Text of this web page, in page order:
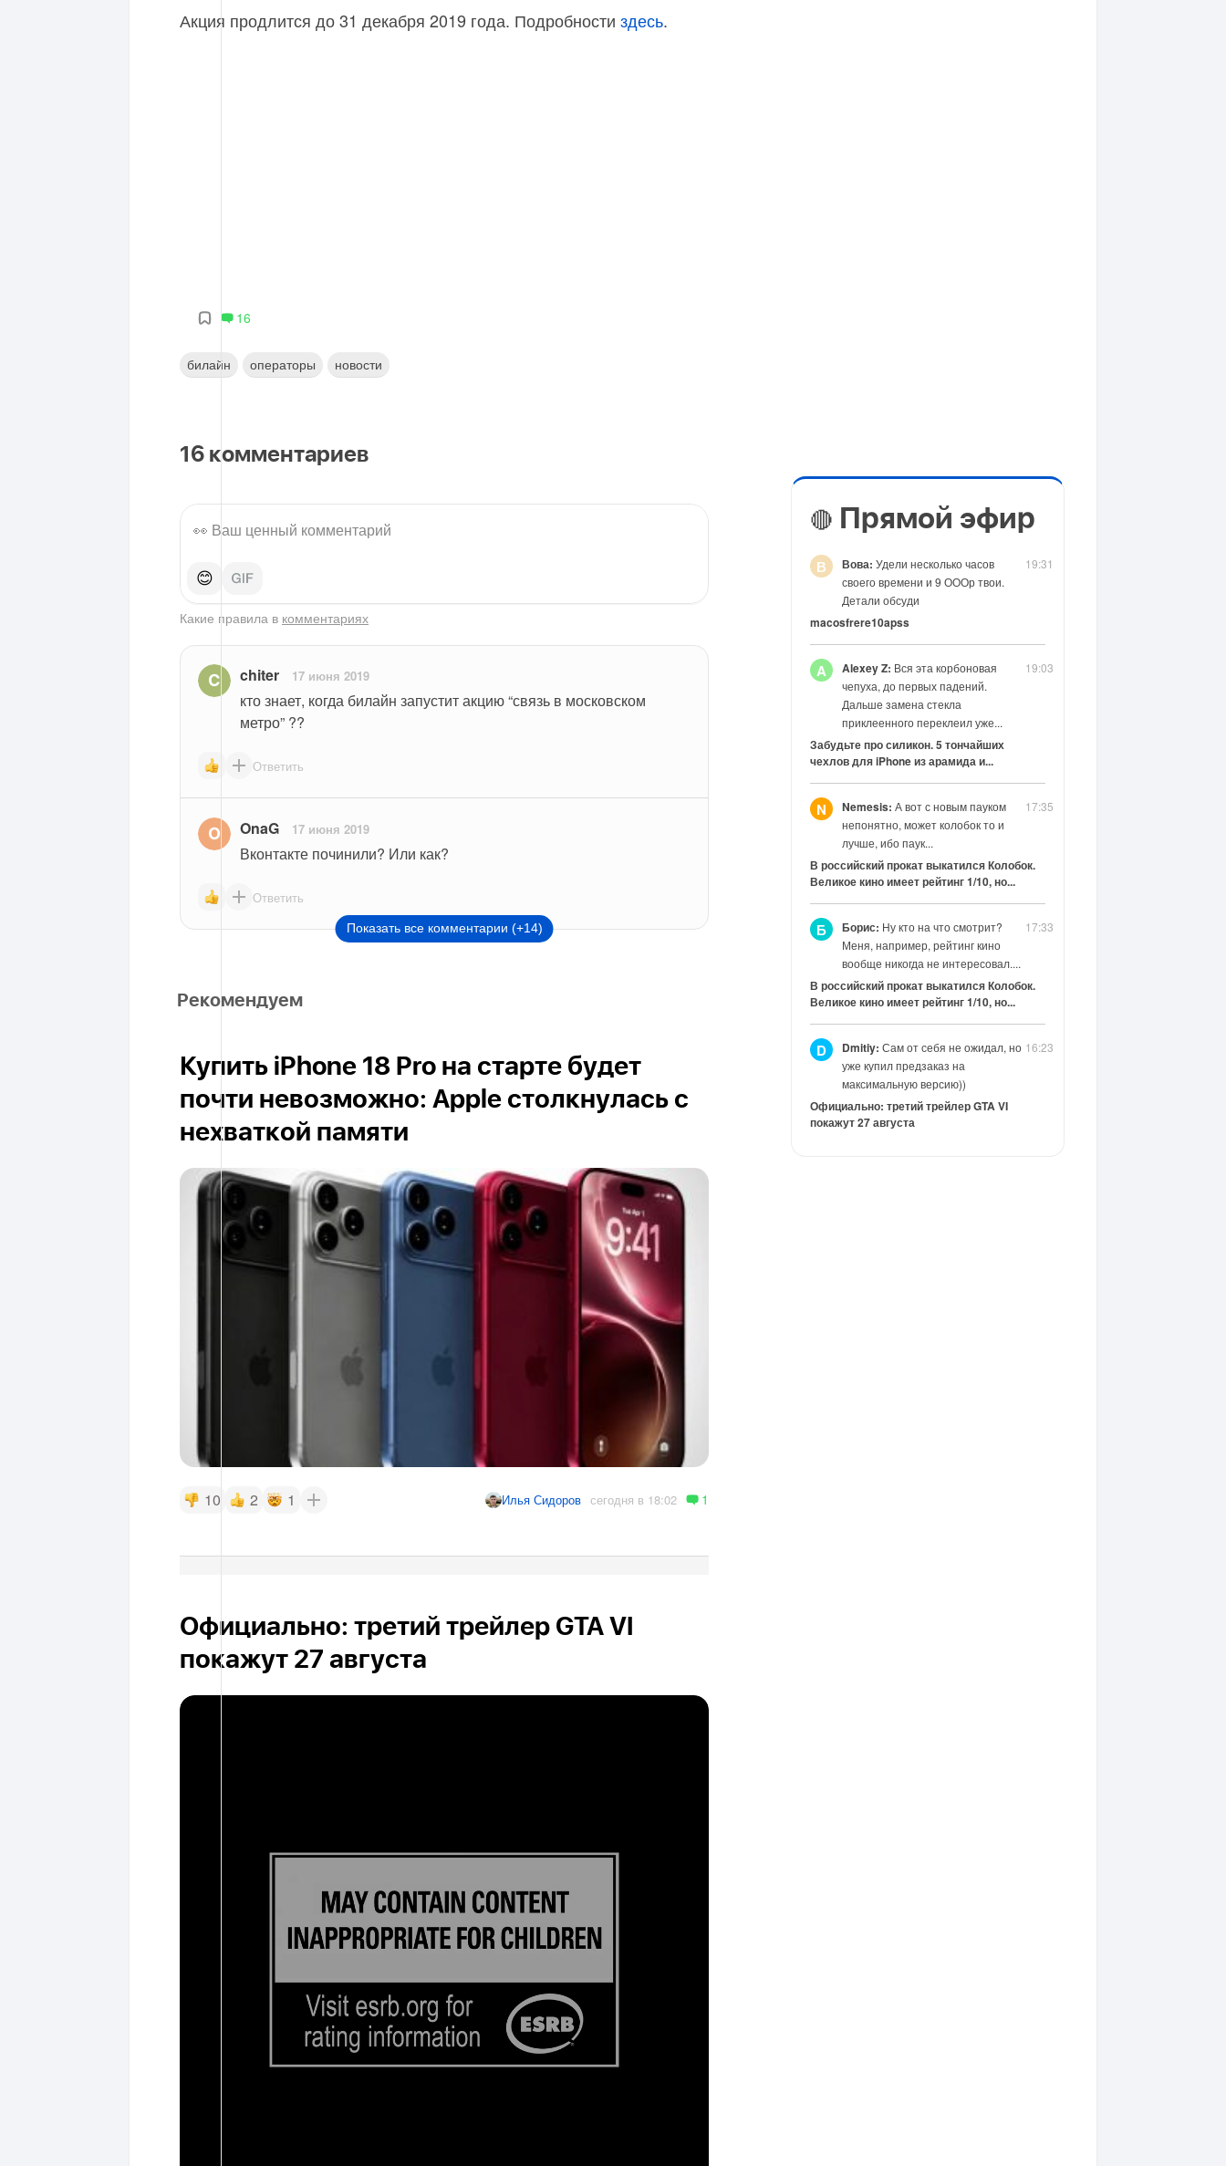
Акция продлится до 31 декабря 2019 года. Подробности здесь.
16
билайн операторы новости
16 комментариев
😊
Какие правила в комментариях
chiter 17 июня 2019
кто знает, когда билайн запустит акцию “связь в московском
метро” ??
Ответить
OnaG 17 июня 2019
Вконтакте починили? Или как?
Ответить
Показать все комментарии (+14)
Рекомендуем
Купить iPhone 18 Pro на старте будет
почти невозможно: Apple столкнулась с
нехваткой памяти
10 2 1 Илья Сидоров сегодня в 18:02 1
Официально: третий трейлер GTA VI
покажут 27 августа
🔴 Прямой эфир
19:31
В Вова: Удели несколько часов
своего времени и 9 ОООр твои.
Детали обсуди
macosfrere10apss
19:03
A Alexey Z: Вся эта корбоновая
чепуха, до первых падений.
Дальше замена стекла
приклеенного переклеил уже...
Забудьте про силикон. 5 тончайших
чехлов для iPhone из арамида и...
17:35
N Nemesis: А вот с новым пауком
непонятно, может колобок то и
лучше, ибо паук...
В российский прокат выкатился Колобок.
Великое кино имеет рейтинг 1/10, но...
17:33
Б Борис: Ну кто на что смотрит?
Меня, например, рейтинг кино
вообще никогда не интересовал....
В российский прокат выкатился Колобок.
Великое кино имеет рейтинг 1/10, но...
16:23
D Dmitiy: Сам от себя не ожидал, но
уже купил предзаказ на
максимальную версию))
Официально: третий трейлер GTA VI
покажут 27 августа